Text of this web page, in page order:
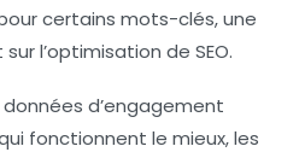
certains mots-clés, une
l’optimisation de SEO.
d’engagement
fonctionnent le mieux, les